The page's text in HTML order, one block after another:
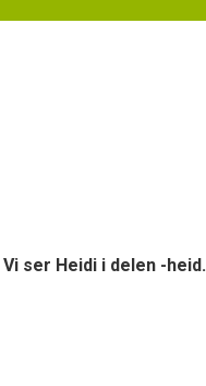
ser Heidi i delen -heid.